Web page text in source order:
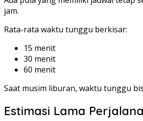
jam.
Rata-rata waktu tunggu berkisar:
15 menit
30 menit
60 menit
Saat musim liburan, waktu tunggu
Estimasi Lama